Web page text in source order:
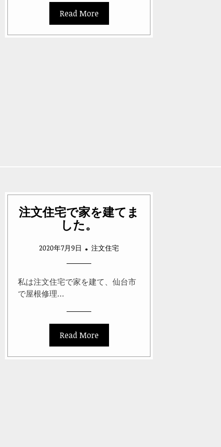
Read More
注文住宅で家を建てま
した。
2020年7月9日 注文住宅
私は注文住宅で家を建て、仙台市
で屋根修理…
Read More